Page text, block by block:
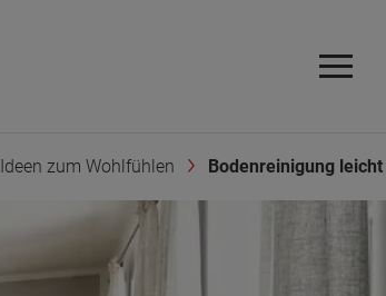
Ideen zum Wohlfühlen Bodenreinigung